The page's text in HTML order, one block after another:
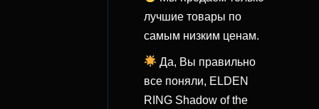
лучшие товары по
самым низким ценам.
Да, Вы правильно
все поняли, ELDEN
RING Shadow of the